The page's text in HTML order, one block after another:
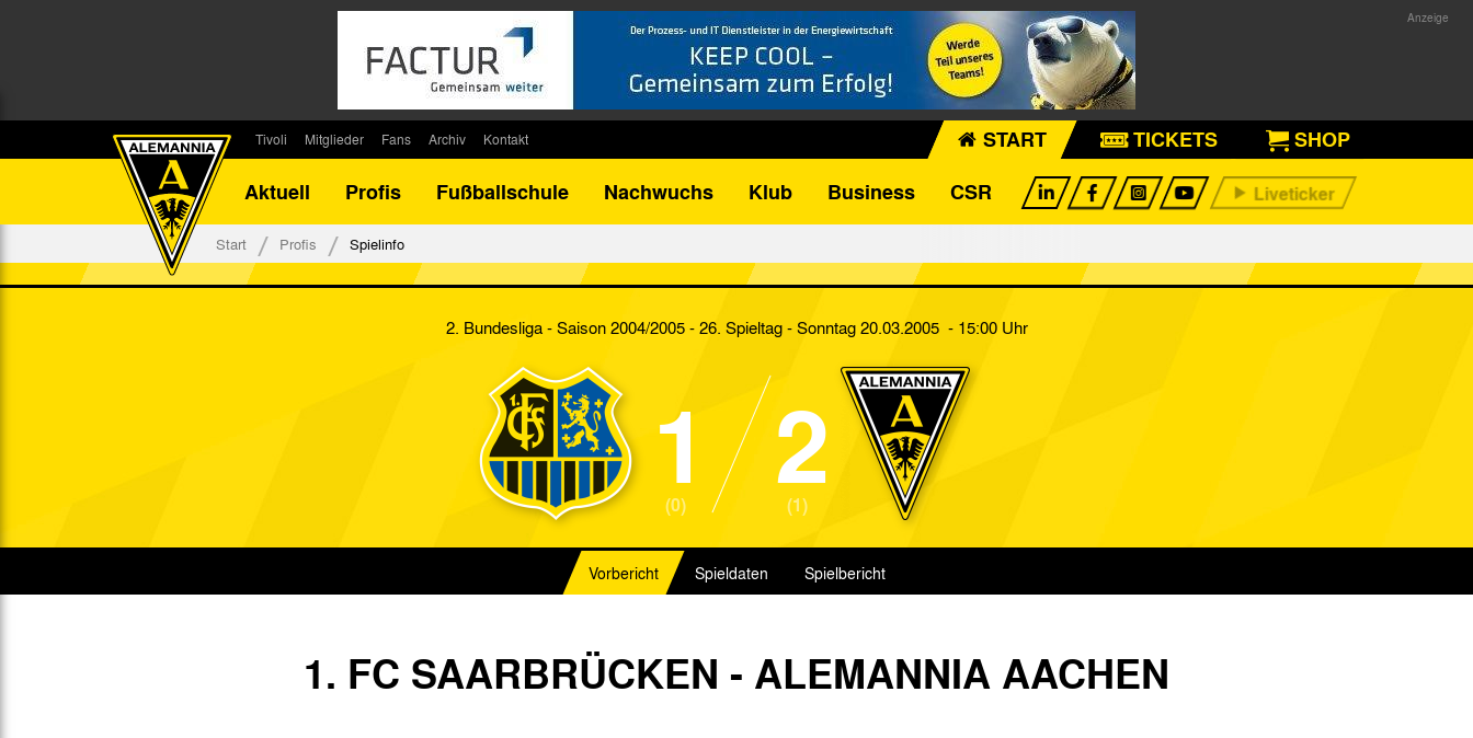
Tivoli
Stadionsprecher
Mitglieder
Kontakt
Fans
Fanbeirat
Fan-Klubs
Archiv
Ahnentafel
Kontakt START TICKETS
SHOP
Aktuell
Profis Fußballschule Nachwuchs Klub Business CSR
Start Profis Spielinfo
2. Bundesliga - Saison 2004/2005 - 26. Spieltag- Sonntag 20.03.2005 - 15:00 Uhr
1
(0) 2
(1)
Vorbericht Spieldaten Spielbericht
1. FC SAARBRÜCKEN - ALEMANNIA AACHEN